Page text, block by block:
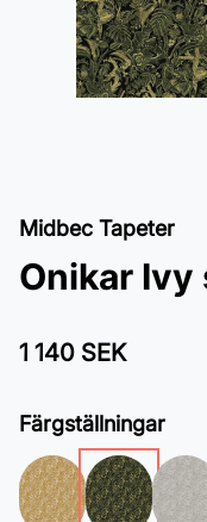
Midbec Tapeter
Onikar
1 140 SEK
Färgställningar